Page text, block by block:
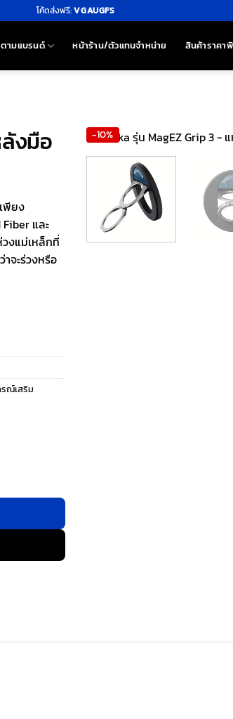
โค้ดส่งฟรี:VGAUGFS
ามแบรนด์ หน้าร้าน/ตัวแทนจำหน่าย สินค้าราคา
งมือ
พียง
และ
งแม่เหล็กที่
จะร่วงหรือ
ณ์เสริม
-10%